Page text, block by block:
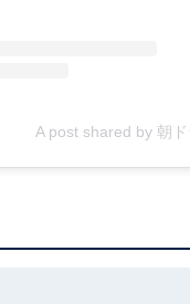
A post shared by 朝